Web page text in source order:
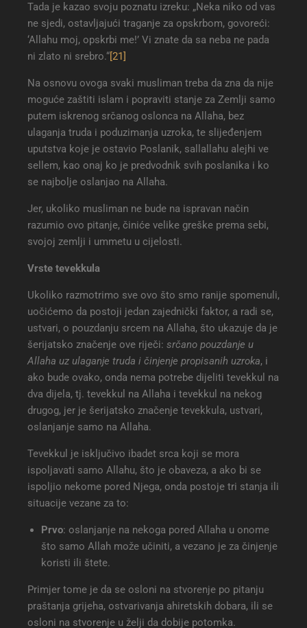
Tada je kazao svoju poznatu izreku: „Neka niko od vas
ne sjedi, ostavljajući traganje za opskrbom, govoreći:
‘Allahu moj, opskrbi me!’ Vi znate da sa neba ne pada
ni zlato ni srebro.“[21]
Na osnovu ovoga svaki musliman treba da zna da nije
moguće zaštiti islam i popraviti stanje za Zemlji samo
putem iskrenog srčanog oslonca na Allaha, bez
ulaganja truda i poduzimanja uzroka, te slijeđenjem
uputstva koje je ostavio Poslanik, sallallahu alejhi ve
sellem, kao onaj ko je predvodnik svih poslanika i ko
se najbolje oslanjao na Allaha.
Jer, ukoliko musliman ne bude na ispravan način
razumio ovo pitanje, činiće velike greške prema sebi,
svojoj zemlji i ummetu u cijelosti.
Vrste tevekkula
Ukoliko razmotrimo sve ovo što smo ranije spomenuli,
uočićemo da postoji jedan zajednički faktor, a radi se,
ustvari, o pouzdanju srcem na Allaha, što ukazuje da je
šerijatsko značenje ove riječi: srčano pouzdanje u
Allaha uz ulaganje truda i činjenje propisanih uzroka, i
ako bude ovako, onda nema potrebe dijeliti tevekkul na
dva dijela, tj. tevekkul na Allaha i tevekkul na nekog
drugog, jer je šerijatsko značenje tevekkula, ustvari,
oslanjanje samo na Allaha.
Tevekkul je isključivo ibadet srca koji se mora
ispoljavati samo Allahu, što je obaveza, a ako bi se
ispoljio nekome pored Njega, onda postoje tri stanja ili
situacije vezane za to:
Prvo: oslanjanje na nekoga pored Allaha u onome
što samo Allah može učiniti, a vezano je za činjenje
koristi ili štete.
Primjer tome je da se osloni na stvorenje po pitanju
praštanja grijeha, ostvarivanja ahiretskih dobara, ili se
osloni na stvorenje u želji da dobije potomka.